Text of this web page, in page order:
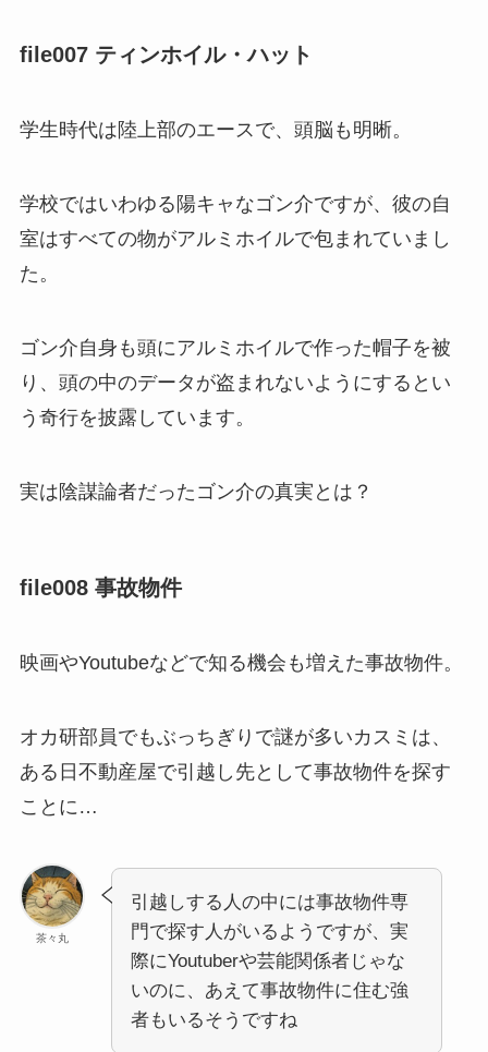
file007 ティンホイル・ハット
学生時代は陸上部のエースで、頭脳も明晰。
学校ではいわゆる陽キャなゴン介ですが、彼の自
室はすべての物がアルミホイルで包まれていまし
た。
ゴン介自身も頭にアルミホイルで作った帽子を被
り、頭の中のデータが盗まれないようにするとい
う奇行を披露しています。
実は陰謀論者だったゴン介の真実とは？
file008 事故物件
映画やYoutubeなどで知る機会も増えた事故物件。
オカ研部員でもぶっちぎりで謎が多いカスミは、
ある日不動産屋で引越し先として事故物件を探す
ことに…
茶々丸
引越しする人の中には事故物件専
門で探す人がいるようですが、実
際にYoutuberや芸能関係者じゃな
いのに、あえて事故物件に住む強
者もいるそうですね